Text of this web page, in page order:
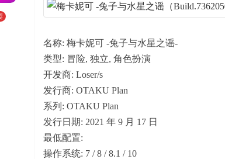
名称: 梅卡妮可 -兔子与水星之谣-
类型: 冒险, 独立, 角色扮演
开发商: Loser/s
发行商: OTAKU Plan
系列: OTAKU Plan
发行日期: 2021 年 9 月 17 日
最低配置:
操作系统: 7 / 8 / 8.1 / 10